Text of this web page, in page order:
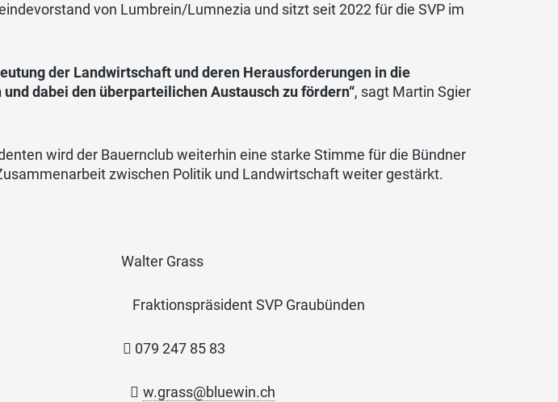
von Lumbrein/Lumnezia und sitzt seit 2022 für die SVP im
der Landwirtschaft und deren Herausforderungen in die
dabei den überparteilichen Austausch zu fördern“, sagt Martin Sgier
wird der Bauernclub weiterhin eine starke Stimme für die Bündner
zwischen Politik und Landwirtschaft weiter gestärkt.
Grass
Fraktionspräsident SVP Graubünden
88  079 247 85 83
 w.grass@bluewin.ch